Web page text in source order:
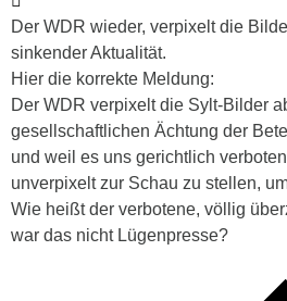
Der WDR wieder, verpixelt die
sinkender Aktualität.
Hier die korrekte Meldung:
Der WDR verpixelt die Sylt-Bilder
gesellschaftlichen Ächtung der
und weil es uns gerichtlich
unverpixelt zur Schau zu stellen,
Wie heißt der verbotene, völlig
war das nicht Lügenpresse?